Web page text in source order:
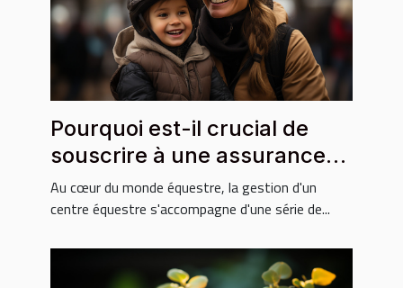
Pourquoi est-il crucial de
souscrire à une assurance
pour votre centre équestre ?
Au cœur du monde équestre, la gestion d'un
centre équestre s'accompagne d'une série de...